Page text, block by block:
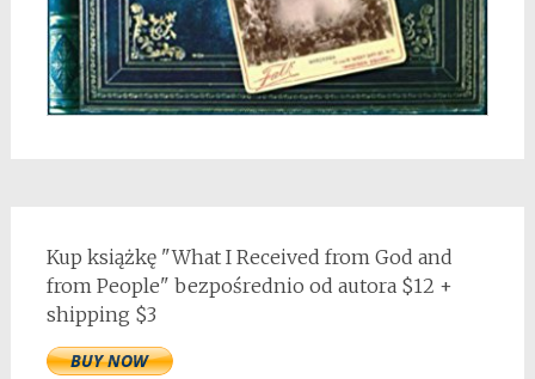
Kup książkę "What I Received from God and
from People" bezpośrednio od autora $12 +
shipping $3